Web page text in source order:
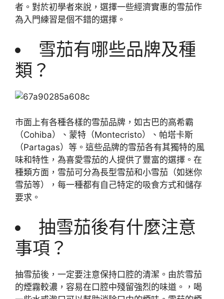
者。對於初學者來說，選擇一些經濟實惠的雪茄作
為入門練習是個不錯的選擇。
雪茄有哪些品牌及種
類？
市面上有各種各樣的雪茄品牌，如古巴的高希霸
（Cohiba）、蒙特（Montecristo）、帕塔卡斯
（Partagas）等。這些品牌的雪茄各有其獨特的風
味和特性，為喜愛雪茄的人提供了豐富的選擇。在
種類方面，雪茄可分為長型雪茄和小雪茄（如迷你
雪茄等），每一種都有自己特定的吸食方式和儲存
要求。
抽雪茄後有什麼注意
事項？
抽雪茄後，一定要注意保持口腔的清潔。由於雪茄
的煙霧較濃，容易在口腔中殘留強烈的味道。，喝